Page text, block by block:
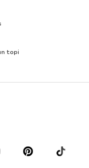
topi
tunikas